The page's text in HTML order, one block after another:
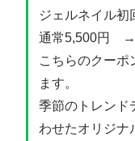
ジェルネイル初
通常5,500円 →
こちらのクーポ
ます。
季節のトレンド
わせたオリジナ